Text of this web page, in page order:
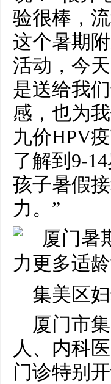
验很棒，
这个暑期
活动，今
是送给我
感，也为
九价HPV
了解到9-
孩子暑假
力。”
集美区
厦门市
人、内科
门诊特别